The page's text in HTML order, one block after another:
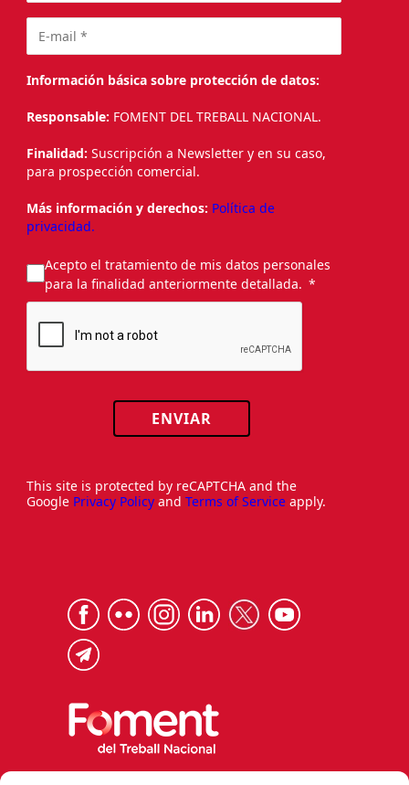
Información básica sobre protección de datos:
Responsable: FOMENT DEL TREBALL NACIONAL.
Finalidad: Suscripción a Newsletter y en su caso,
para prospección comercial.
Más información y derechos: Política de
privacidad.
Acepto el tratamiento de mis datos personales
para la finalidad anteriormente detallada.
ENVIAR
This site is protected by reCAPTCHA and the
Google Privacy Policy and Terms of Service apply.